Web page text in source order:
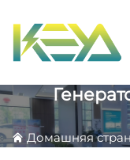
Домашняя